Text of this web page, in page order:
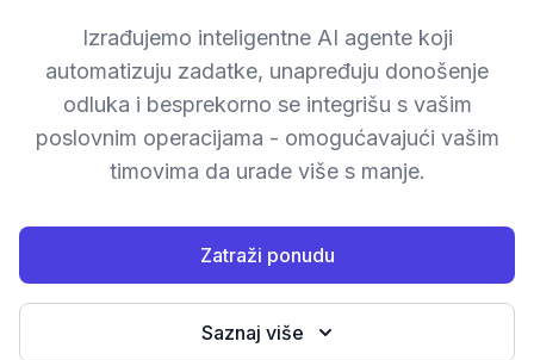
Izrađujemo inteligentne AI agente koji
automatizuju zadatke, unapređuju donošenje
odluka i besprekorno se integrišu s vašim
poslovnim operacijama - omogućavajući vašim
timovima da urade više s manje.
Zatraži ponudu
Saznaj više